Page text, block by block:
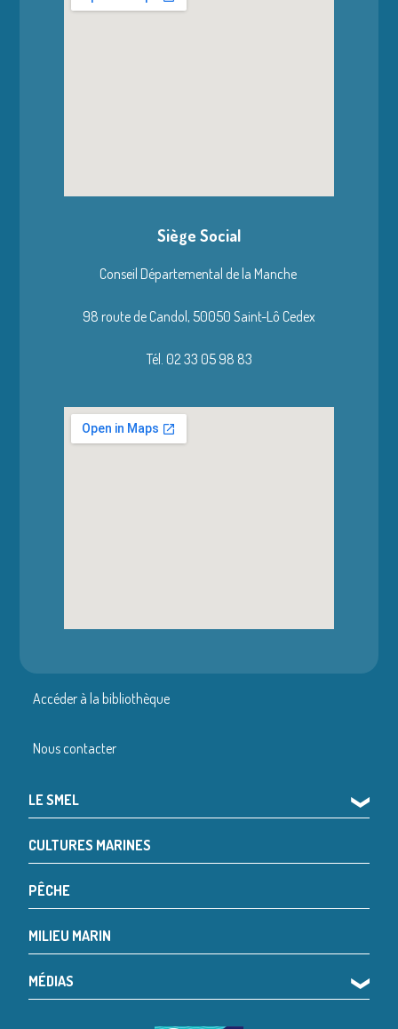
Siège Social
Conseil Départemental de la Manche
98 route de Candol, 50050 Saint-Lô Cedex
Tél. 02 33 05 98 83
Accéder à la bibliothèque
Nous contacter
LE SMEL ❯
CULTURES MARINES
PÊCHE
MILIEU MARIN
MÉDIAS ❯